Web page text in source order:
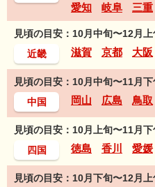
愛知
岐阜 三重
見頃の目安：10月中旬〜12月上
近畿
滋賀 京都 大阪
見頃の目安：10月中旬〜11月下
中国
岡山 広島 鳥取
見頃の目安：10月上旬〜11月下
四国
徳島 香川 愛媛
見頃の目安：10月下旬〜12月上